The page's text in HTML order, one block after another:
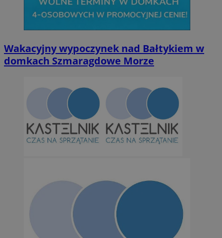
Wakacyjny wypoczynek nad Bałtykiem w
domkach Szmaragdowe Morze